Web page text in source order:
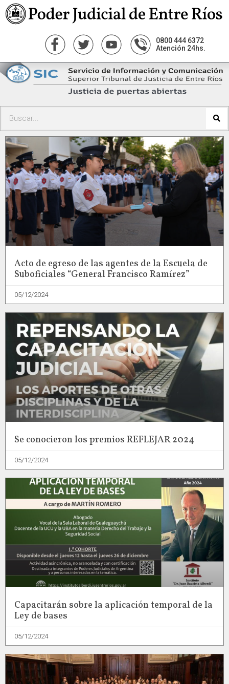
0800 444 6372
Atención 24hs.
Acto de egreso de las agentes de la Escuela de
Suboficiales “General Francisco Ramírez”
05/12/2024
Se conocieron los premios REFLEJAR 2024
05/12/2024
Capacitarán sobre la aplicación temporal de la
Ley de bases
05/12/2024